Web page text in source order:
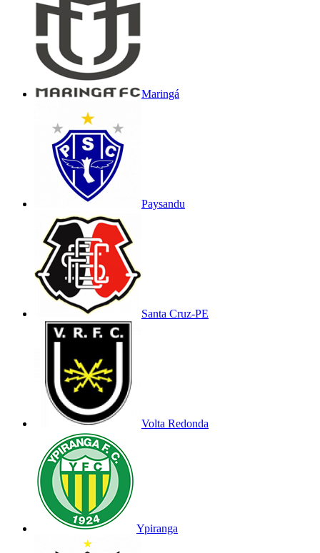
Maringá
Paysandu
Santa Cruz-PE
Volta Redonda
Ypiranga